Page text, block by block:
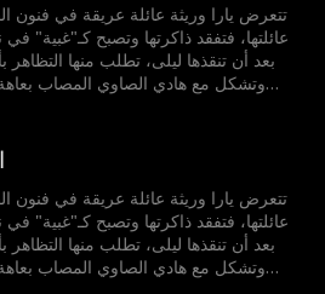
تتعرض يارا وريثة عائلة عريقة في فنون
عائلتها، فتفقد ذاكرتها وتصبح كـ"غبية"
بعد أن تنقذها ليلى،
وتشكل مع هادي الصاوي المصاب
ويكشف هادي عن هويته الحقيقية
ويطيحان بالأعداء، ثم تنكشف الأكاذيب
تتعرض يارا وريثة عائلة عريقة في فنون
عائلتها، فتفقد ذاكرتها وتصبح كـ"غبية"
بعد أن تنقذها ليلى،
وتشكل مع هادي الصاوي المصاب